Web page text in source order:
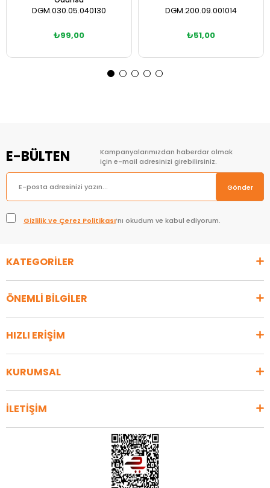
DGM.030.05.040130
₺99,00
DGM.200.09.001014
₺51,00
E-BÜLTEN
Kampanyalarımızdan haberdar olmak
için e-mail adresinizi girebilirsiniz.
Gönder
Gizlilik ve Çerez Politikası’nı okudum ve kabul ediyorum.
KATEGORİLER
ÖNEMLİ BİLGİLER
HIZLI ERİŞİM
KURUMSAL
İLETİŞİM